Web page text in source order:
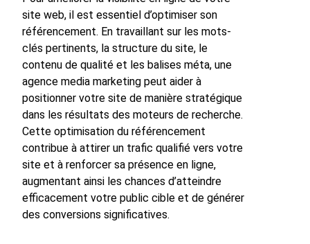
site web, il est essentiel d’optimiser son
référencement. En travaillant sur les mots-
clés pertinents, la structure du site, le
contenu de qualité et les balises méta, une
agence media marketing peut aider à
positionner votre site de manière stratégique
dans les résultats des moteurs de recherche.
Cette optimisation du référencement
contribue à attirer un trafic qualifié vers votre
site et à renforcer sa présence en ligne,
augmentant ainsi les chances d’atteindre
efficacement votre public cible et de générer
des conversions significatives.